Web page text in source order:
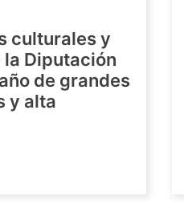
culturales y
la Diputación
de grandes
y alta